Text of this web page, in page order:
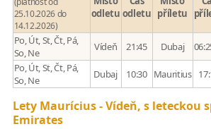
25.10.2026 do
14.12.2026)
odletu odletu příletu
Po, Út, St, Čt, Pá,
So, Ne
Vídeň 21:45 Dubaj
Po, Út, St, Čt, Pá,
So, Ne
Dubaj 10:30 Mauritius
Lety Maurícius - Vídeň, s leteckou
Emirates